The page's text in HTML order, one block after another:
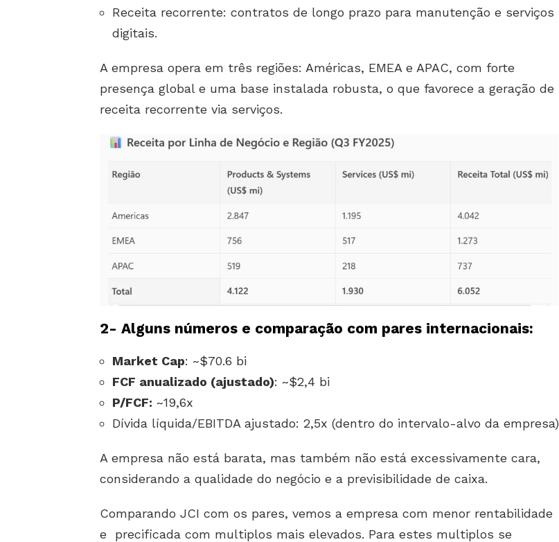
Receita recorrente: contratos de longo prazo para manutenção e serviços
digitais.
A empresa opera em três regiões: Américas, EMEA e APAC, com forte
presença global e uma base instalada robusta, o que favorece a geração de
receita recorrente via serviços.
2- Alguns números e comparação com pares internacionais:
Market Cap: ~$70.6 bi
FCF anualizado (ajustado): ~$2,4 bi
P/FCF: ~19,6x
Dívida líquida/EBITDA ajustado: 2,5x (dentro do intervalo-alvo da empresa)
A empresa não está barata, mas também não está excessivamente cara,
considerando a qualidade do negócio e a previsibilidade de caixa.
Comparando JCI com os pares, vemos a empresa com menor rentabilidade
e precificada com multiplos mais elevados. Para estes multiplos se